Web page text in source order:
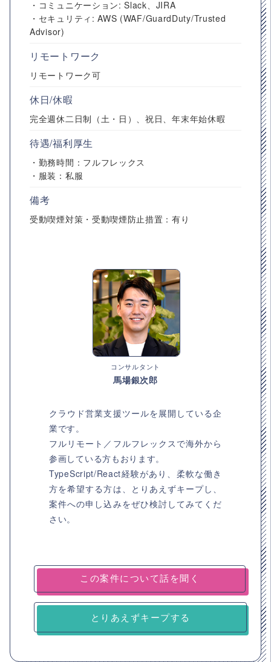
・コミュニケーション: Slack、JIRA
・セキュリティ: AWS (WAF/GuardDuty/Trusted
Advisor)
リモートワーク
リモートワーク可
休日/休暇
完全週休二日制（土・日）、祝日、年末年始休暇
待遇/福利厚生
・勤務時間：フルフレックス
・服装：私服
備考
受動喫煙対策・受動喫煙防止措置：有り
コンサルタント
馬場銀次郎
クラウド営業支援ツールを展開している企
業です。
フルリモート／フルフレックスで海外から
参画している方もおります。
TypeScript/React経験があり、柔軟な働き
方を希望する方は、とりあえずキープし、
案件への申し込みをぜひ検討してみてくだ
さい。
とりあえずキープする